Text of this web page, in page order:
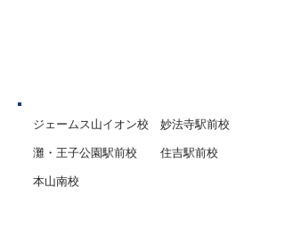
ジェームス山イオン校
妙法寺駅前校
灘・王子公園駅前校
住吉駅前校
本山南校